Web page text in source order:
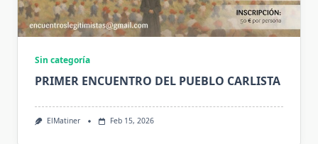
Sin categoría
PRIMER ENCUENTRO DEL PUEBLO CARLISTA
ElMatiner Feb 15, 2026